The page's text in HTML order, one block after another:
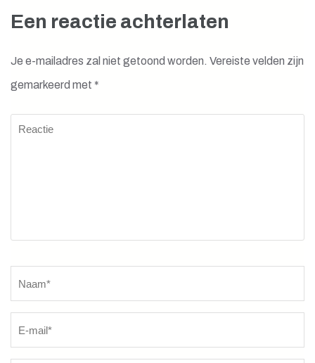
Een reactie achterlaten
Je e-mailadres zal niet getoond worden. Vereiste velden zijn
gemarkeerd met *
Reactie